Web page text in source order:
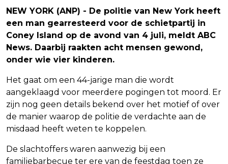
NEW YORK (ANP) - De politie van New York heeft
een man gearresteerd voor de schietpartij in
Coney Island op de avond van 4 juli, meldt ABC
News. Daarbij raakten acht mensen gewond,
onder wie vier kinderen.
Het gaat om een 44-jarige man die wordt
aangeklaagd voor meerdere pogingen tot moord. Er
zijn nog geen details bekend over het motief of over
de manier waarop de politie de verdachte aan de
misdaad heeft weten te koppelen.
De slachtoffers waren aanwezig bij een
familiebarbecue ter ere van de feestdag toen ze